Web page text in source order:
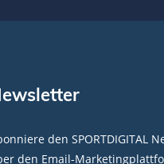
den SPORTDIGITAL
den Email-